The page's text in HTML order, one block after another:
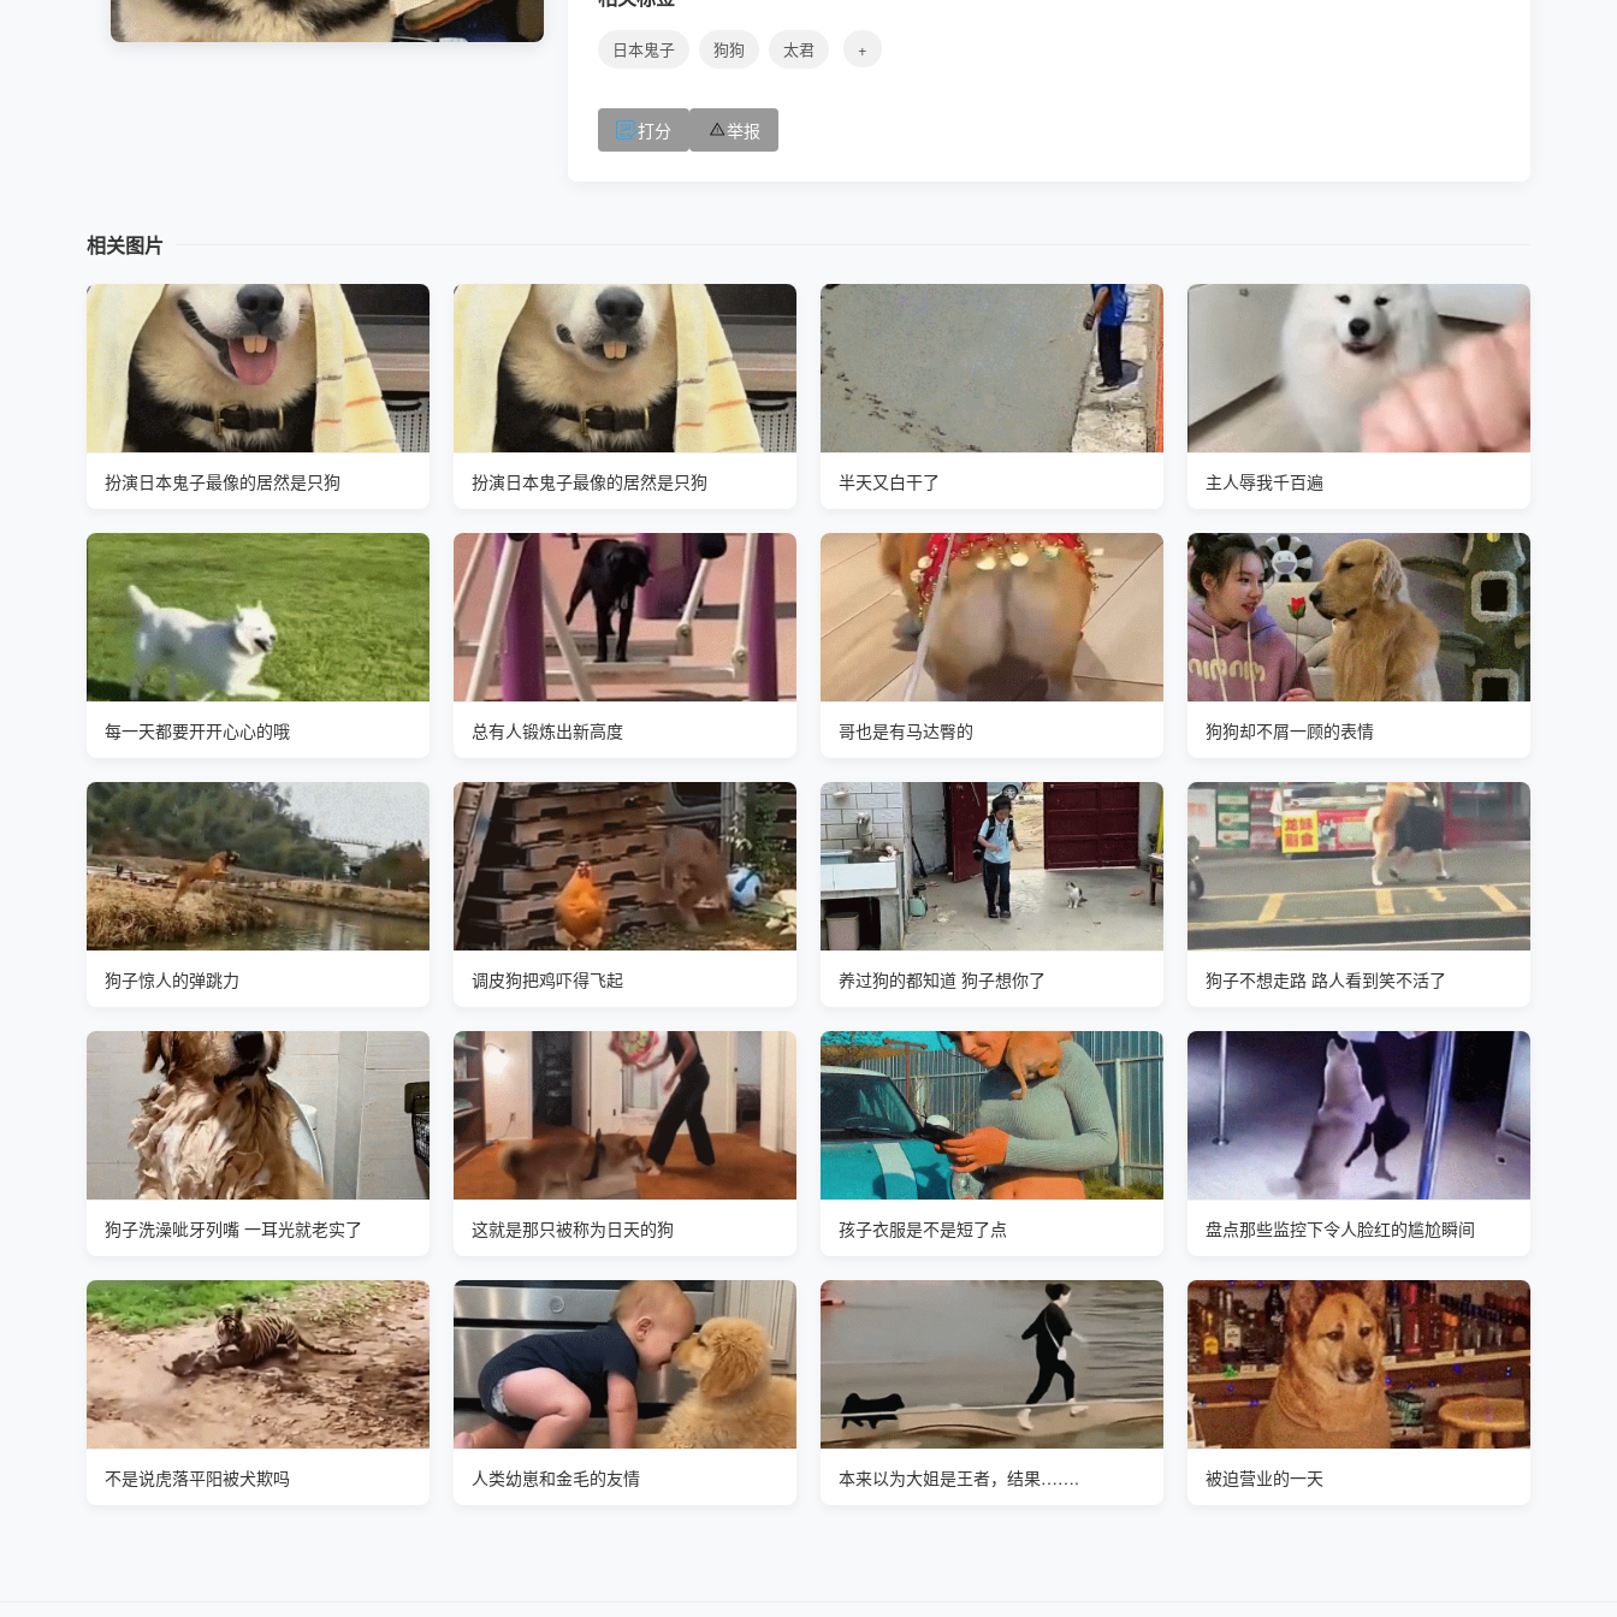
日本鬼子 狗狗 太君 +
打分 举报
相关图片
扮演日本鬼子最像的居然是只狗 扮演日本鬼子最像的居然是只狗 半天又白干了 主人辱我千百遍
每一天都要开开心心的哦 总有人锻炼出新高度 哥也是有马达臀的 狗狗却不屑一顾的表情
狗子惊人的弹跳力 调皮狗把鸡吓得飞起 养过狗的都知道 狗子想你了 狗子不想走路 路人看到笑不活了
狗子洗澡呲牙列嘴 一耳光就老实了 这就是那只被称为日天的狗 孩子衣服是不是短了点 盘点那些监控下令人脸红的尴尬瞬间
不是说虎落平阳被犬欺吗 人类幼崽和金毛的友情 本来以为大姐是王者，结果……. 被迫营业的一天